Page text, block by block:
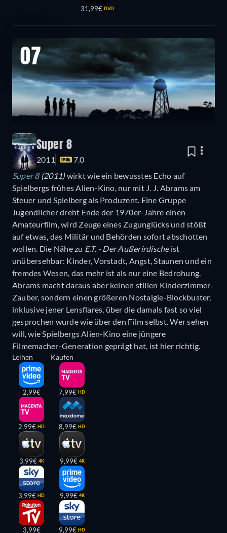
31,99€ DVD
07
Super 8
2011
7.0
Super 8(2011)wirkt wie ein bewusstes Echo auf
Spielbergs frühes Alien-Kino, nur mit J. J. Abrams am
Steuer und Spielberg als Produzent. Eine Gruppe
Jugendlicher dreht Ende der 1970er-Jahre einen
Amateurfilm, wird Zeuge eines Zugunglücks und stößt
auf etwas, das Militär und Behörden sofort abschotten
wollen. Die Nähe zu E.T. - Der Außerirdischeist
unübersehbar: Kinder, Vorstadt, Angst, Staunen und ein
fremdes Wesen, das mehr ist als nur eine Bedrohung.
Abrams macht daraus aber keinen stillen Kinderzimmer-
Zauber, sondern einen größeren Nostalgie-Blockbuster,
inklusive jener Lensflares, über die damals fast so viel
gesprochen wurde wie über den Film selbst. Wer sehen
will, wie Spielbergs Alien-Kino eine jüngere
Filmemacher-Generation geprägt hat, ist hier richtig.
Leihen
2,99€
2,99€ HD
3,99€ 4K
3,99€ HD
3,99€
Kaufen
7,99€ HD
8,99€ HD
9,99€ 4K
9,99€ 4K
9,99€ HD